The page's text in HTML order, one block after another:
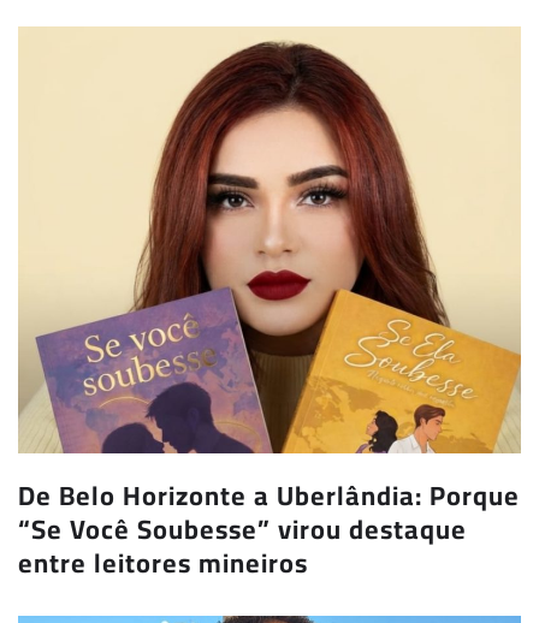
De Belo Horizonte a Uberlândia: Porque
“Se Você Soubesse” virou destaque
entre leitores mineiros